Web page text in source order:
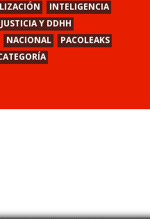
INTELIGENCIA
JUSTICIA Y DDHH
NACIONAL
PACOLEAKS